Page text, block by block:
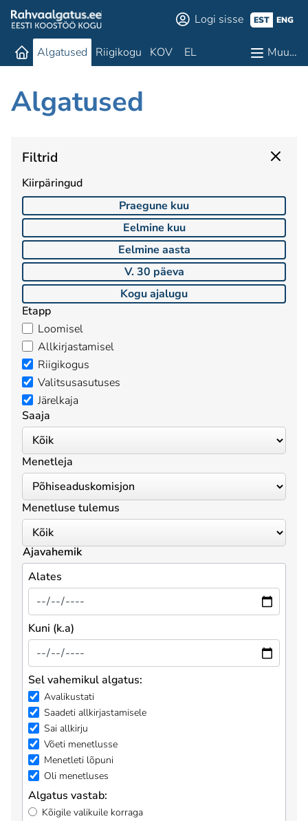
Logi sisse EST ENG
Algatused Riigikogu KOV EL Muu…
Algatused
Filtrid
Kiirpäringud
Praegune kuu
Eelmine kuu
Eelmine aasta
V. 30 päeva
Kogu ajalugu
Etapp
Loomisel
Allkirjastamisel
Riigikogus
Valitsusasutuses
Järelkaja
Saaja
Menetleja
Menetluse tulemus
Ajavahemik
Alates
Kuni (k.a)
Sel vahemikul algatus:
Avalikustati
Saadeti allkirjastamisele
Sai allkirju
Võeti menetlusse
Menetleti lõpuni
Oli menetluses
Algatus vastab:
Kõigile valikuile korraga